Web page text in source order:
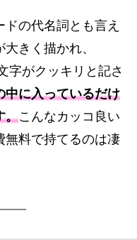
の代名詞とも言え
きく描かれ、
字がクッキリと記さ
中に入っているだけ
。こんなカッコ良い
無料で持てるのは凄